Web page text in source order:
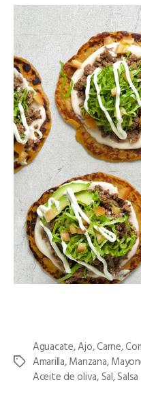
entrada
Etiquetas
Aguacate,Ajo,Carne,
Amarilla,Manzana,
Aceite de oliva,Sal,